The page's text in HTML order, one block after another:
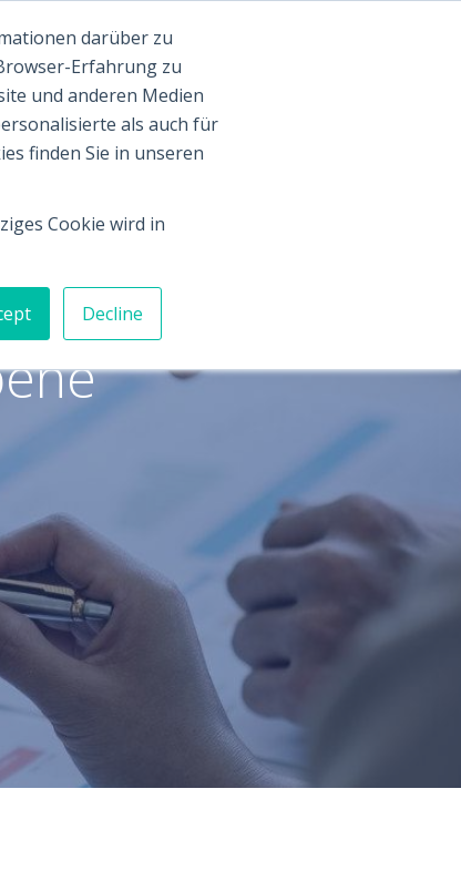
darüber zu
Erfahrung zu
und anderen Medien
als auch für
finden Sie in unseren
Cookie wird in
Decline
Webinar-Aufzeichnungen